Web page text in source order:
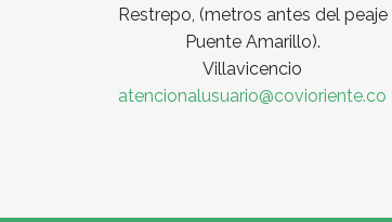
Restrepo, (metros antes del peaje
Puente Amarillo).
Villavicencio
atencionalusuario@covioriente.co